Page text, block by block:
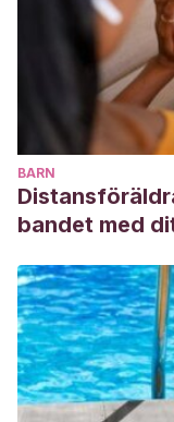
BARN
bandet med